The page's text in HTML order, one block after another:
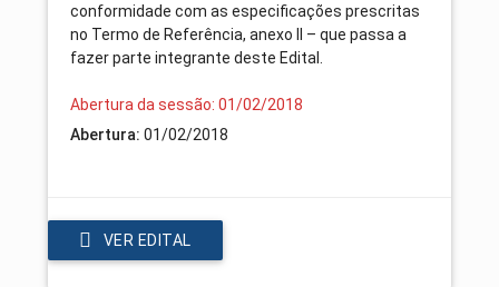
conformidade com as especificações prescritas
no Termo de Referência, anexo II – que passa a
fazer parte integrante deste Edital.
Abertura da sessão: 01/02/2018
Abertura: 01/02/2018
VER EDITAL